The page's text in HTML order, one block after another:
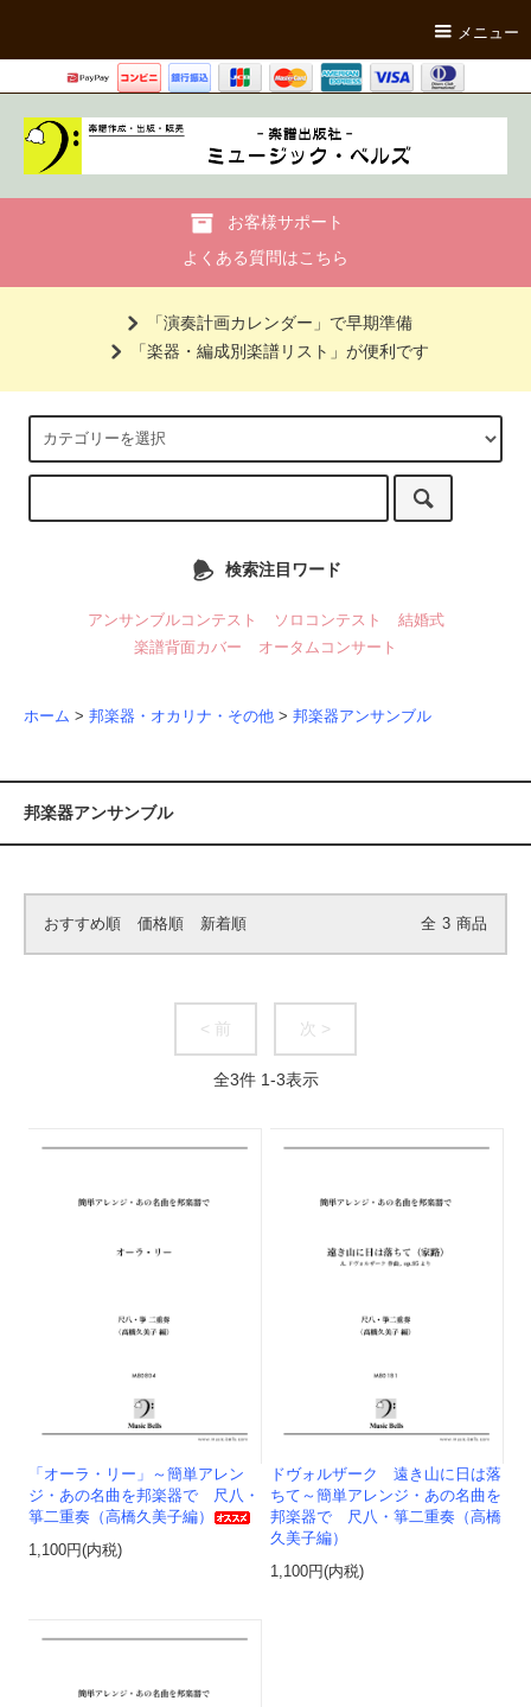
メニュー
お客様サポート
よくある質問はこちら
「演奏計画カレンダー」で早期準備
「楽器・編成別楽譜リスト」が便利です
検索注目ワード
アンサンブルコンテスト ソロコンテスト
結婚式
楽譜背面カバー
オータムコンサート
ホーム > 邦楽器・オカリナ・その他 > 邦楽器アンサンブル
邦楽器アンサンブル
おすすめ順 価格順 新着順 全 3 商品
< 前 次 >
全3件 1-3表示
「オーラ・リー」～簡単アレン
ジ・あの名曲を邦楽器で 尺八・
箏二重奏（高橋久美子編）
1,100円(内税)
ドヴォルザーク 遠き山に日は落
ちて～簡単アレンジ・あの名曲を
邦楽器で 尺八・箏二重奏（高橋
久美子編）
1,100円(内税)